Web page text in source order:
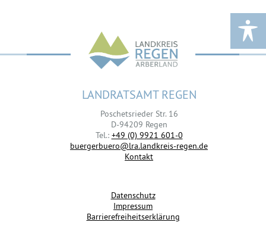
LANDRATSAMT REGEN
Poschetsrieder Str. 16
D-94209 Regen
Tel.: +49 (0) 9921 601-0
buergerbuero@lra.landkreis-regen.de
Kontakt
Datenschutz
Impressum
Barrierefreiheitserklärung